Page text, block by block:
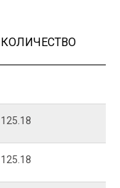
КОЛИЧЕСТВО
125.18
125.18